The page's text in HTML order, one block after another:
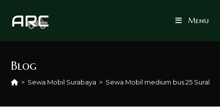
Menu
Blog
> Sewa Mobil Surabaya > Sewa Mobil medium bus 25